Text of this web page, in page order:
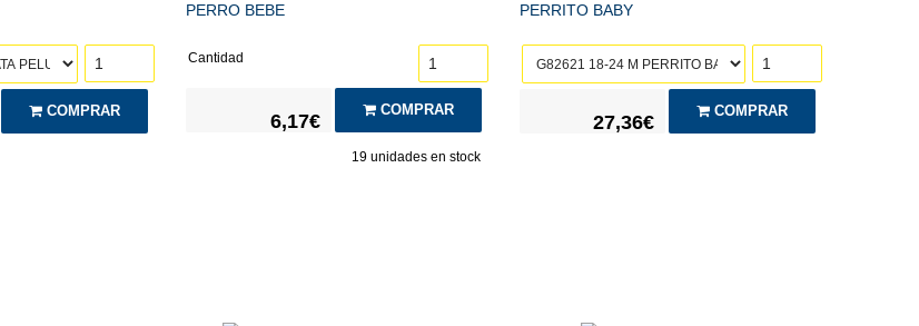
COMPRAR
PERRO BEBE
Cantidad
6,17€
COMPRAR
19unidades en stock
PERRITO BABY
27,36€
COMPRAR